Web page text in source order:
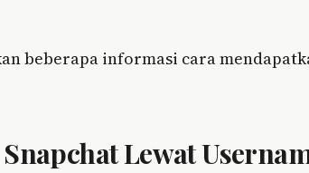
beberapa informasi cara
Lewat